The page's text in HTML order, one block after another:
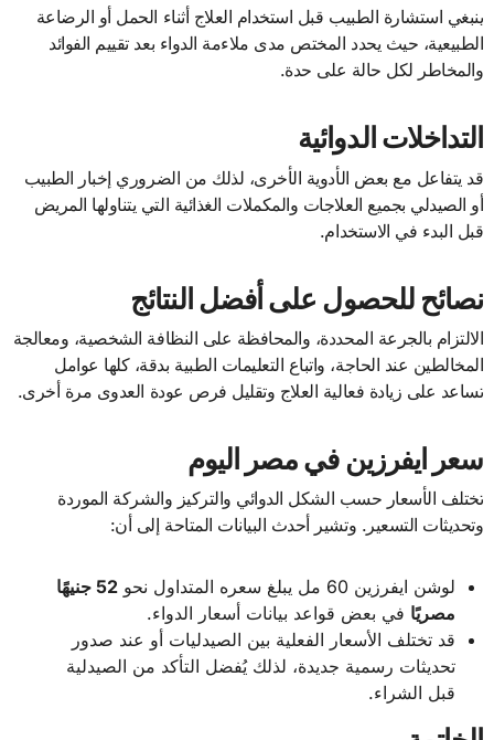
ينبغي استشارة الطبيب قبل استخدام العلاج أثناء الحمل أو الرضاعة
الطبيعية، حيث يحدد المختص مدى ملاءمة الدواء بعد تقييم الفوائد
والمخاطر لكل حالة على حدة.
التداخلات الدوائية
قد يتفاعل مع بعض الأدوية الأخرى، لذلك من الضروري إخبار الطبيب
أو الصيدلي بجميع العلاجات والمكملات الغذائية التي يتناولها المريض
قبل البدء في الاستخدام.
نصائح للحصول على أفضل النتائج
الالتزام بالجرعة المحددة، والمحافظة على النظافة الشخصية، ومعالجة
المخالطين عند الحاجة، واتباع التعليمات الطبية بدقة، كلها عوامل
تساعد على زيادة فعالية العلاج وتقليل فرص عودة العدوى مرة أخرى.
سعر ايفرزين في مصر اليوم
تختلف الأسعار حسب الشكل الدوائي والتركيز والشركة الموردة
وتحديثات التسعير. وتشير أحدث البيانات المتاحة إلى أن:
لوشن ايفرزين 60 مل يبلغ سعره المتداول نحو
52 جنيهًا
مصريًا في بعض قواعد بيانات أسعار الدواء.
قد تختلف الأسعار الفعلية بين الصيدليات أو عند صدور
تحديثات رسمية جديدة، لذلك يُفضل التأكد من الصيدلية
قبل الشراء.